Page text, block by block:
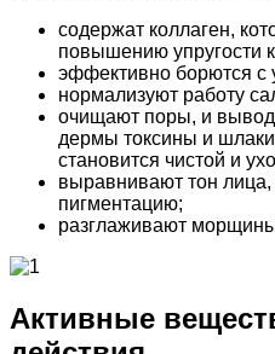
содержат коллаген,
повышению упругости
эффективно борются с
нормализуют работу
очищают поры, и
дермы токсины и
становится чистой и
выравнивают тон лица,
пигментацию;
разглаживают
Активные